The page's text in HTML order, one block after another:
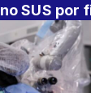
SUS por